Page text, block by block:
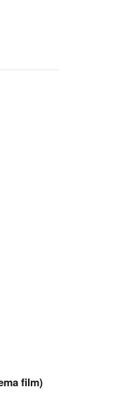
film)